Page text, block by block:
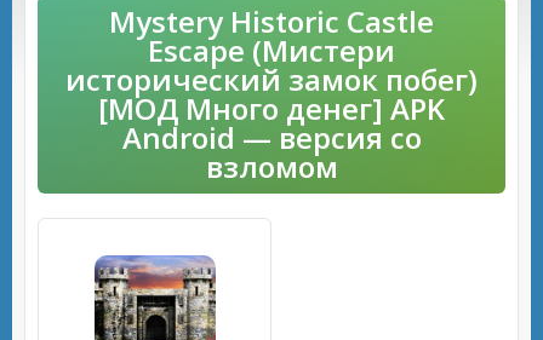
Mystery Historic Castle
Escape (Мистери
исторический замок побег)
[МОД Много денег] APK
Android — версия со
взломом